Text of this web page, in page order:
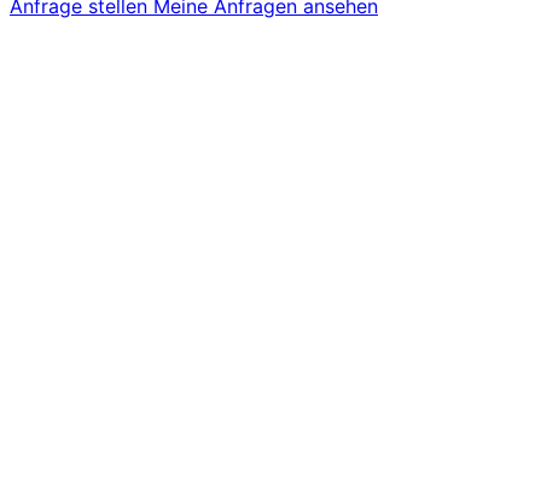
Anfrage stellen Meine Anfragen ansehen